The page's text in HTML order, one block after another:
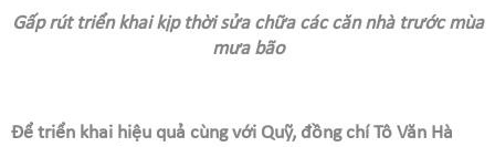
Gấp rút triển khai kịp thời sửa chữa các căn nhà trước mùa
mưa bão
Để triển khai hiệu quả cùng với Quỹ, đồng chí Tô Văn Hà